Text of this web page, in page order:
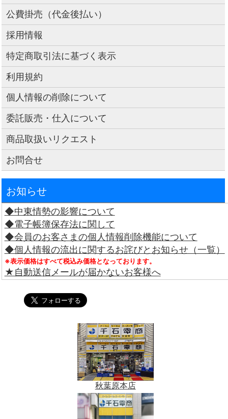
公費掛売（代金後払い）
採用情報
特定商取引法に基づく表示
利用規約
個人情報の削除について
委託販売・仕入について
商品取扱いリクエスト
お問合せ
お知らせ
◆中東情勢の影響について
◆電子帳簿保存法に関して
◆会員のお客さまの個人情報削除機能について
◆個人情報の流出に関するお詫びとお知らせ（一覧）
※表示価格はすべて税込み価格となっております。
★自動送信メールが届かないお客様へ
秋葉原本店